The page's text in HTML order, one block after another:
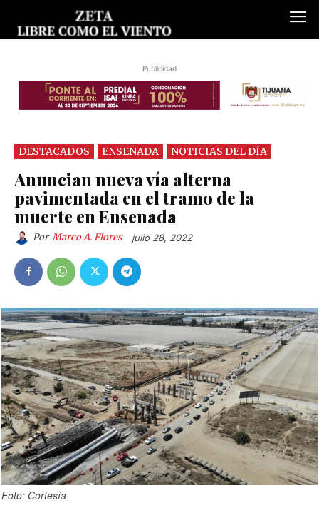
Publicidad
DESTACADOS ENSENADA NOTICIAS DEL DÍA
Anuncian nueva vía alterna
pavimentada en el tramo de la
muerte en Ensenada
Por Marco A. Flores julio 28, 2022
Foto: Cortesía